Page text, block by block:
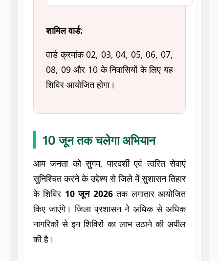
08, 09 और 10 के निवासियों के लिए यह
शिविर आयोजित होगा।
सुनिश्चित करने के उद्देश्य से जिले में सुशासन तिहार
10 जून 2026
तक लगातार आयोजित
किए जाएंगे। जिला प्रशासन ने अधिक से अधिक
नागरिकों से इन शिविरों का लाभ उठाने की अपील
की है।